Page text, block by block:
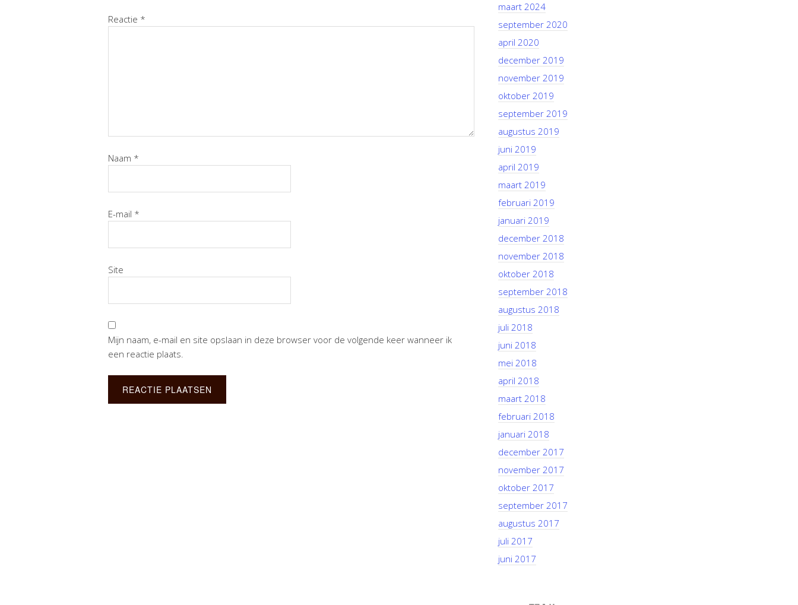
Reactie *
Naam *
E-mail *
Site
Mijn naam, e-mail en site opslaan in deze browser voor de volgende keer wanneer ik
een reactie plaats.
maart 2024
september 2020
april 2020
december 2019
november 2019
oktober 2019
september 2019
augustus 2019
juni 2019
april 2019
maart 2019
februari 2019
januari 2019
december 2018
november 2018
oktober 2018
september 2018
augustus 2018
juli 2018
juni 2018
mei 2018
april 2018
maart 2018
februari 2018
januari 2018
december 2017
november 2017
oktober 2017
september 2017
augustus 2017
juli 2017
juni 2017